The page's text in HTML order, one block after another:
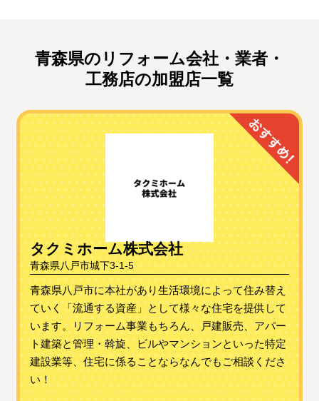
青森県のリフォーム会社・業者・
工務店の加盟店一覧
タクミホーム株式会社
青森県八戸市城下3-1-5
青森県八戸市に本社があり生活環境によって住み替え
ていく「流通する資産」として様々な住宅を提供して
います。リフォーム事業もちろん、戸建販売、アパー
ト建築と管理・斡旋、ビルやマンションといった特定
建設業等、住宅に係ることならなんでもご相談くださ
い！